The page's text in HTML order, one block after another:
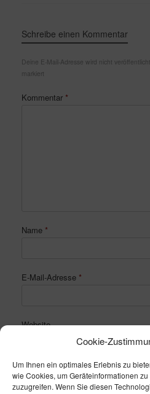
Cookie-
Um Ihnen ein optimales Erlebnis zu
wie Cookies, um Geräteinformationen
zuzugreifen. Wenn Sie diesen
Schreibe einen Kommentar
Deine E-Mail-Adresse wird nicht veröffentlicht.
markiert
Kommentar *
Name *
E-Mail-Adresse *
Website